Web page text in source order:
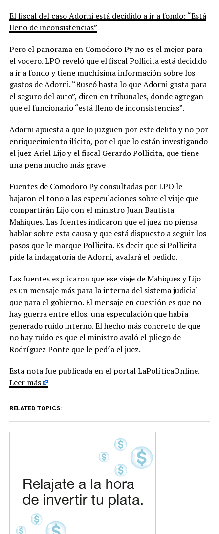
El fiscal del caso Adorni está decidido a ir a fondo: “Está
lleno de inconsistencias”
Pero el panorama en Comodoro Py no es el mejor para
el vocero. LPO reveló que el fiscal Pollicita está decidido
a ir a fondo y tiene muchísima información sobre los
gastos de Adorni. “Buscó hasta lo que Adorni gasta para
el seguro del auto”, dicen en tribunales, donde agregan
que el funcionario “está lleno de inconsistencias”.
Adorni apuesta a que lo juzguen por este delito y no por
enriquecimiento ilícito, por el que lo están investigando
el juez Ariel Lijo y el fiscal Gerardo Pollicita, que tiene
una pena mucho más grave
Fuentes de Comodoro Py consultadas por LPO le
bajaron el tono a las especulaciones sobre el viaje que
compartirán Lijo con el ministro Juan Bautista
Mahiques. Las fuentes indicaron que el juez no piensa
hablar sobre esta causa y que está dispuesto a seguir los
pasos que le marque Pollicita. Es decir que si Pollicita
pide la indagatoria de Adorni, avalará el pedido.
Las fuentes explicaron que ese viaje de Mahiques y Lijo
es un mensaje más para la interna del sistema judicial
que para el gobierno. El mensaje en cuestión es que no
hay guerra entre ellos, una especulación que había
generado ruido interno. El hecho más concreto de que
no hay ruido es que el ministro avaló el pliego de
Rodríguez Ponte que le pedía el juez.
Esta nota fue publicada en el portal LaPolíticaOnline.
Leer más
RELATED TOPICS: